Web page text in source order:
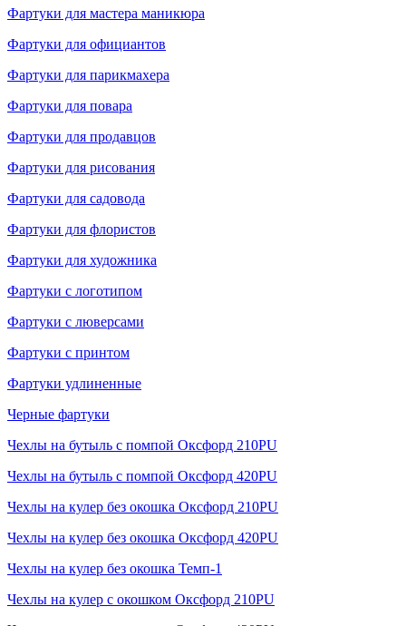
Фартуки для мастера маникюра
Фартуки для официантов
Фартуки для парикмахера
Фартуки для повара
Фартуки для продавцов
Фартуки для рисования
Фартуки для садовода
Фартуки для флористов
Фартуки для художника
Фартуки с логотипом
Фартуки с люверсами
Фартуки с принтом
Фартуки удлиненные
Черные фартуки
Чехлы на бутыль с помпой Оксфорд 210PU
Чехлы на бутыль с помпой Оксфорд 420PU
Чехлы на кулер без окошка Оксфорд 210PU
Чехлы на кулер без окошка Оксфорд 420PU
Чехлы на кулер без окошка Темп-1
Чехлы на кулер с окошком Оксфорд 210PU